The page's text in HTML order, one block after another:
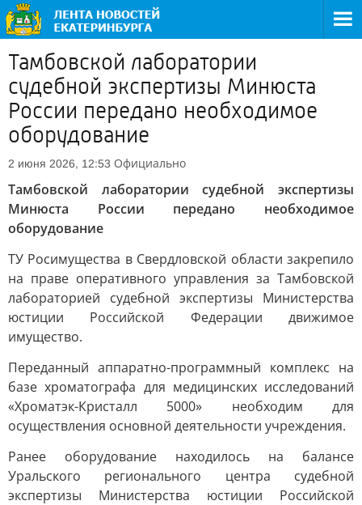
Тамбовской лаборатории
судебной экспертизы Минюста
России передано необходимое
оборудование
2 июня 2026, 12:53 Официально
Тамбовской лаборатории судебной экспертизы
Минюста России передано необходимое
оборудование
ТУ Росимущества в Свердловской области закрепило
на праве оперативного управления за Тамбовской
лабораторией судебной экспертизы Министерства
юстиции Российской Федерации движимое
имущество.
Переданный аппаратно-программный комплекс на
базе хроматографа для медицинских исследований
«Хроматэк-Кристалл 5000» необходим для
осуществления основной деятельности учреждения.
Ранее оборудование находилось на балансе
Уральского регионального центра судебной
экспертизы Министерства юстиции Российской